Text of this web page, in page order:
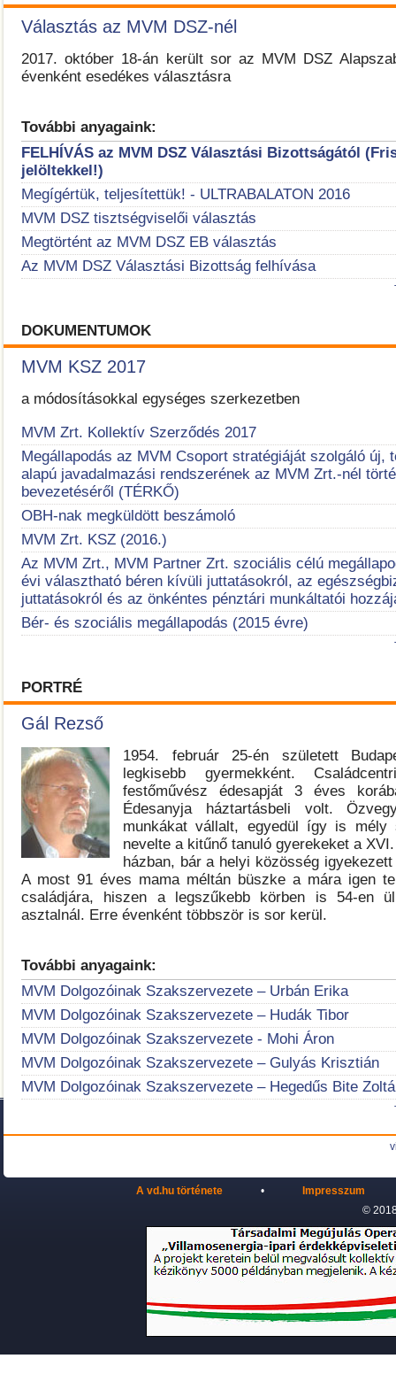
Választás az MVM DSZ-nél
2017. október 18-án került sor az MVM DSZ
évenként esedékes választásra
További anyagaink:
FELHÍVÁS az MVM DSZ Választási Bizottságától
jelöltekkel!)
Megígértük, teljesítettük! - ULTRABALATON 2016
MVM DSZ tisztségviselői választás
Megtörtént az MVM DSZ EB választás
Az MVM DSZ Választási Bizottság felhívása
DOKUMENTUMOK
MVM KSZ 2017
a módosításokkal egységes szerkezetben
MVM Zrt. Kollektív Szerződés 2017
Megállapodás az MVM Csoport stratégiáját szolgáló új,
alapú javadalmazási rendszerének az MVM Zrt.-nél
bevezetéséről (TÉRKŐ)
OBH-nak megküldött beszámoló
MVM Zrt. KSZ (2016.)
Az MVM Zrt., MVM Partner Zrt. szociális célú
évi választható béren kívüli juttatásokról, az
juttatásokról és az önkéntes pénztári munkáltatói
Bér- és szociális megállapodás (2015 évre)
PORTRÉ
Gál Rezső
1954. február 25-én született
legkisebb gyermekként.
festőművész édesapját 3 éves
Édesanyja háztartásbeli volt.
munkákat vállalt, egyedül így is mély
nevelte a kitűnő tanuló gyerekeket a
házban, bár a helyi közösség
A most 91 éves mama méltán büszke a mára igen
családjára, hiszen a legszűkebb körben is 54-en
asztalnál. Erre évenként többször is sor kerül.
További anyagaink:
MVM Dolgozóinak Szakszervezete – Urbán Erika
MVM Dolgozóinak Szakszervezete – Hudák Tibor
MVM Dolgozóinak Szakszervezete - Mohi Áron
MVM Dolgozóinak Szakszervezete – Gulyás Krisztián
MVM Dolgozóinak Szakszervezete – Hegedűs Bite
A vd.hu története •
Impresszum
©